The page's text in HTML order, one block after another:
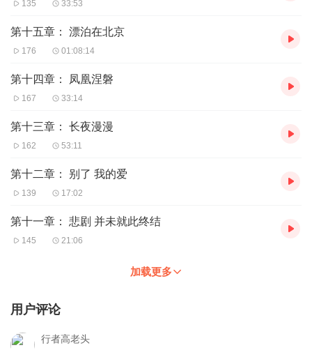
135 33:53
第十五章： 漂泊在北京
176 01:08:14
第十四章： 凤凰涅磐
167 33:14
第十三章： 长夜漫漫
162 53:11
第十二章： 别了 我的爱
139 17:02
第十一章： 悲剧 并未就此终结
145 21:06
加载更多
用户评论
行者高老头